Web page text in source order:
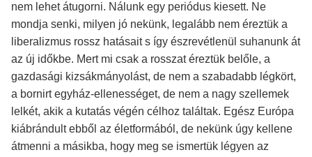
nem lehet átugorni. Nálunk egy periódus kiesett. Ne
mondja senki, milyen jó nekünk, legalább nem éreztük a
liberalizmus rossz hatásait s így észrevétlenül suhanunk át
az új időkbe. Mert mi csak a rosszat éreztük belőle, a
gazdasági kizsákmányolást, de nem a szabadabb légkört,
a bornirt egyház-ellenességet, de nem a nagy szellemek
lelkét, akik a kutatás végén célhoz találtak. Egész Európa
kiábrándult ebből az életformából, de nekünk úgy kellene
átmenni a másikba, hogy meg se ismertük légyen az